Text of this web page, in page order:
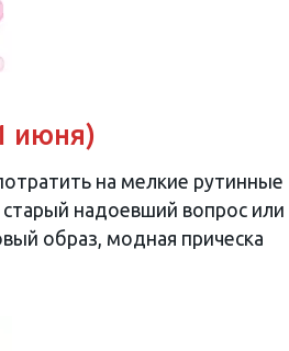
июня)
на мелкие рутинные
надоевший вопрос или
образ, модная прическа